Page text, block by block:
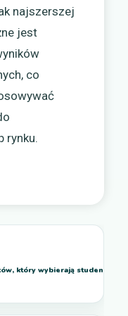
najszerszej
jest
co
rynku.
który wybierają studenci